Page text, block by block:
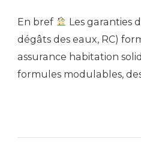
En bref
Les garanties
dégâts des eaux, RC)
assurance habitation
formules modulables,